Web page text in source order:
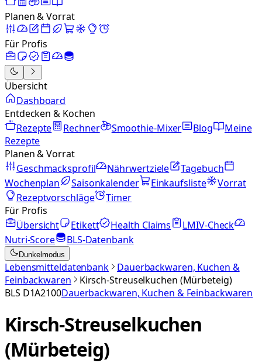
Planen & Vorrat
Für Profis
Übersicht
Dashboard
Entdecken & Kochen
Rezepte
Rechner Smoothie-Mixer Blog
Meine
Rezepte
Planen & Vorrat
Geschmacksprofil
Nährwertziele
Tagebuch
Wochenplan
Saisonkalender Einkaufsliste
Vorrat
Rezeptvorschläge
Timer
Für Profis
Übersicht
Etikett Health Claims
LMIV-Check
Nutri-Score
BLS-Datenbank
Dunkelmodus
Lebensmitteldatenbank
Dauerbackwaren, Kuchen &
Feinbackwaren
Kirsch-Streuselkuchen (Mürbeteig)
BLS D1A2100Dauerbackwaren, Kuchen & Feinbackwaren
Kirsch-Streuselkuchen
(Mürbeteig)